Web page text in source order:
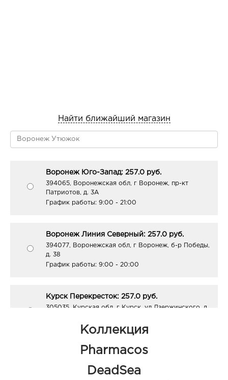
Найти ближайший магазин
Воронеж Юго-Запад: 257.0 руб.
394065, Воронежская обл, г Воронеж, пр-кт
Патриотов, д. 3А
График работы: 9:00 - 21:00
Воронеж Линия Северный: 257.0 руб.
394077, Воронежская обл, г Воронеж, б-р Победы,
д. 38
График работы: 9:00 - 20:00
Курск Перекресток: 257.0 руб.
305035, Курская обл, г Курск, ул Дзержинского, д.
График работы:9:00 - 20:00
305018, Курская обл, г Курск, пр-кт Кулакова, д. 20
Коллекция
Pharmacos
DeadSea